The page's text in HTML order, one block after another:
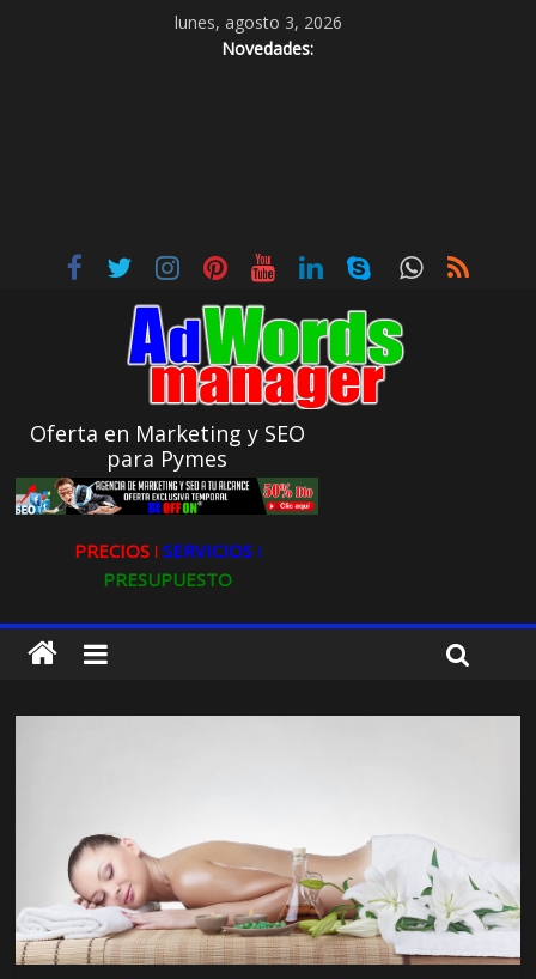
lunes, agosto 3, 2026
Novedades:
Oferta en Marketing y SEO
para Pymes
PRECIOS ǀ SERVICIOS ǀ
PRESUPUESTO